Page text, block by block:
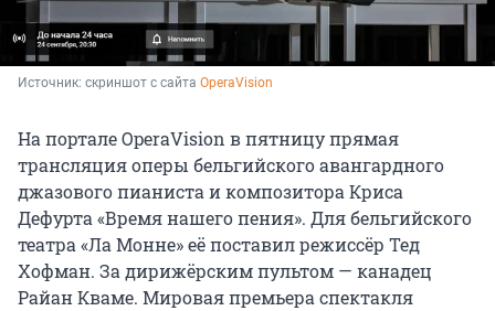
Источник: скриншот с сайта OperaVision
На портале OperaVision в пятницу прямая
трансляция оперы бельгийского авангардного
джазового пианиста и композитора Криса
Дефурта «Время нашего пения». Для бельгийского
театра «Ла Монне» её поставил режиссёр Тед
Хофман. За дирижёрским пультом — канадец
Райан Кваме. Мировая премьера спектакля